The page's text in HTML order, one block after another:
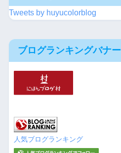
Tweets by huyucolorblog
ブログランキングバナー
人気ブログランキング